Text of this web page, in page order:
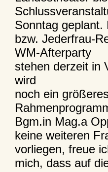
Sonntag geplant.
bzw. Jederfrau-
WM-Afterparty
stehen derzeit in
wird
noch ein
Bgm.in Mag.a
keine weiteren
vorliegen, freue
mich, dass auf